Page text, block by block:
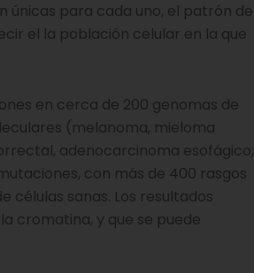
para cada uno, el patrón de
el la población celular en la que
en cerca de 200 genomas de
(melanoma, mieloma
adenocarcinoma esofágico,
con más de 400 rasgos
células sanas. Los resultados
cromatina, y que se puede